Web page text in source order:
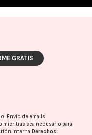
GRATIS
Envío de emails
sea necesario para
interna.Derechos: